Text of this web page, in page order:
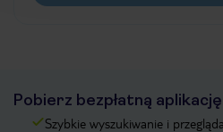
Pobierz bezpłatną aplikację
Szybkie wyszukiwanie i